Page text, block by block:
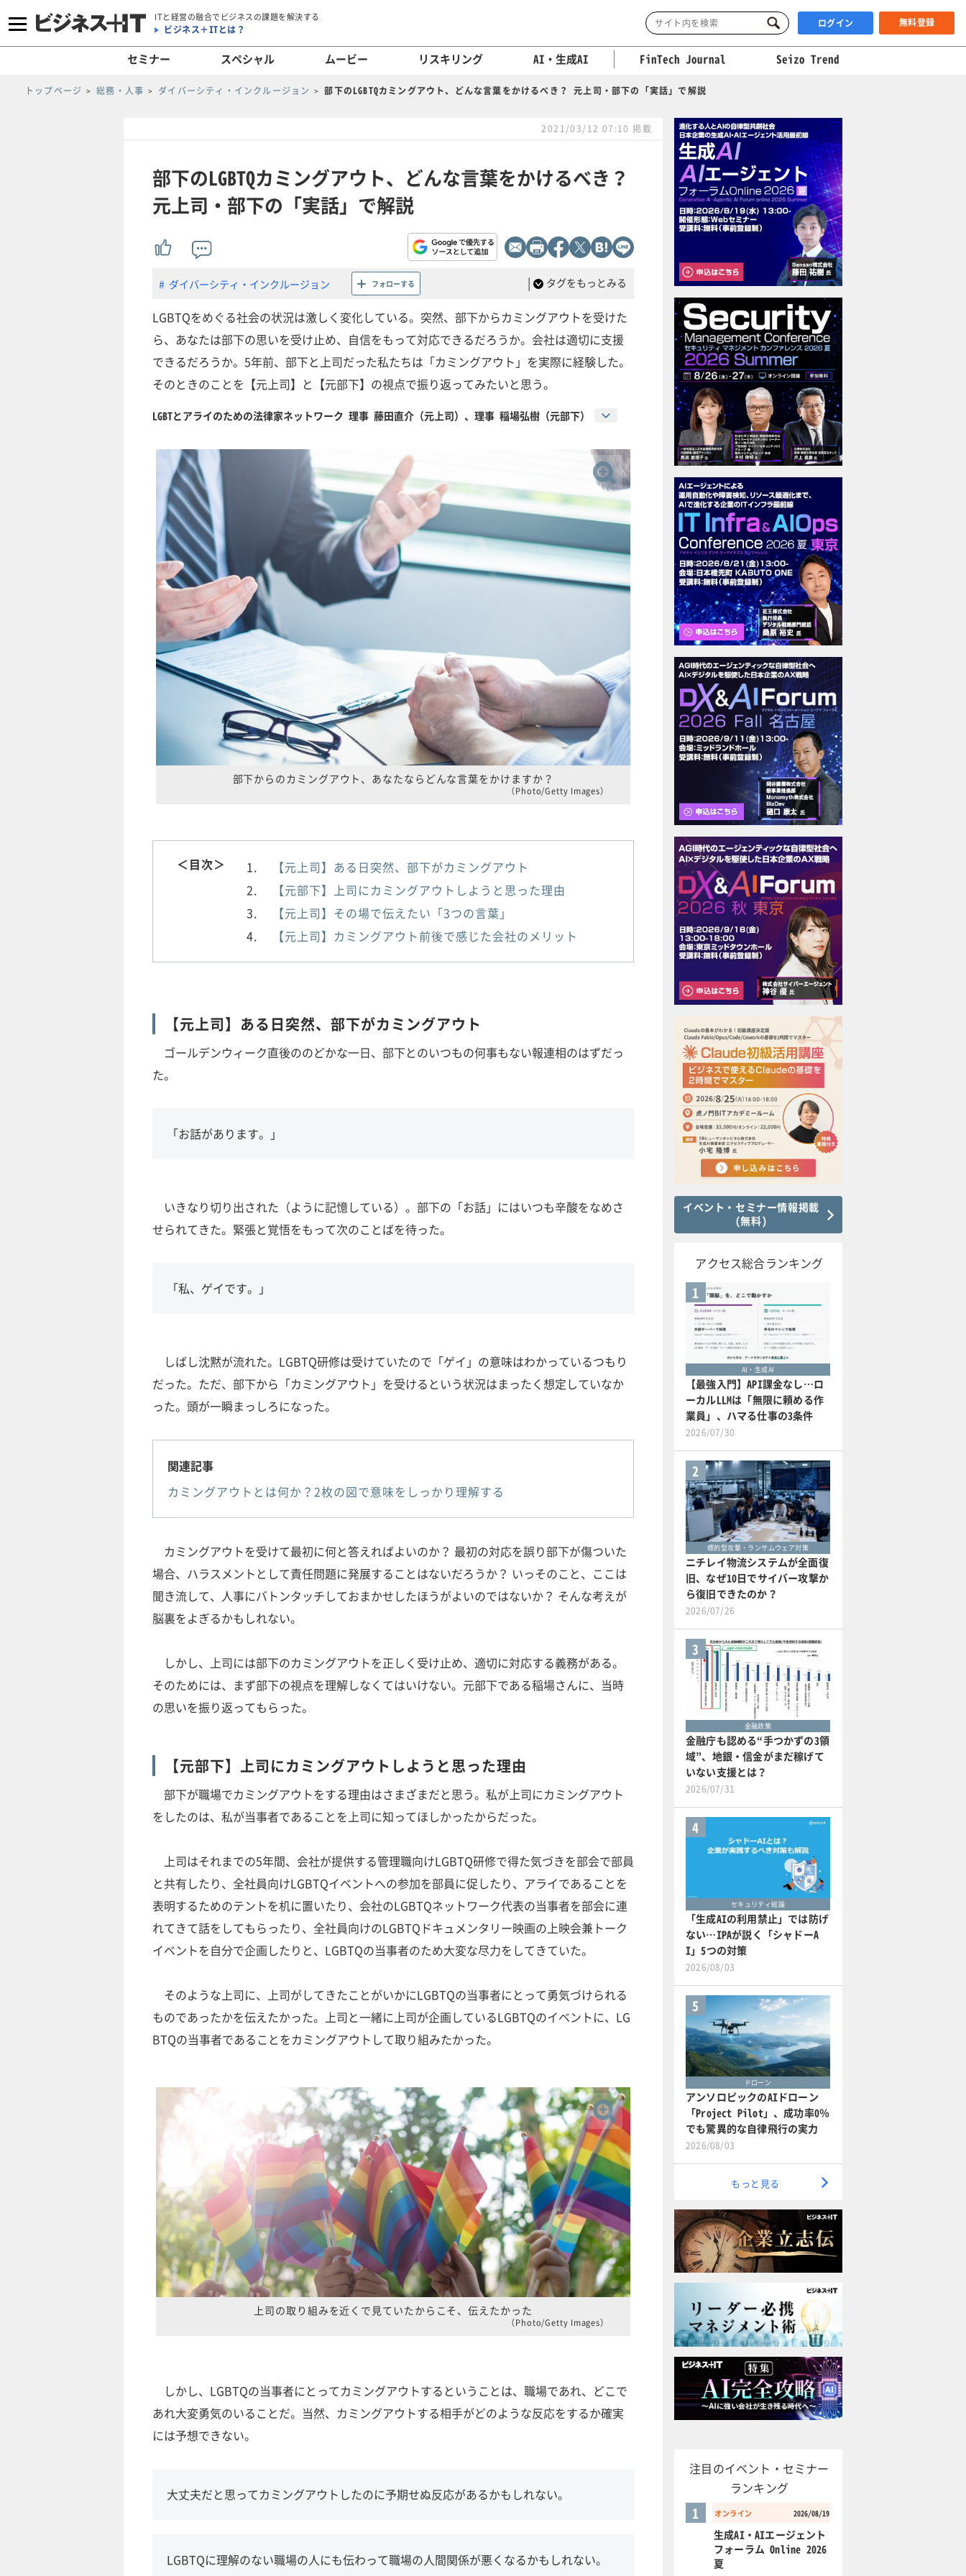
ITと経営の融合でビジネスの課題を解決する
ビジネス＋ITとは？ ログイン 無料登録
セミナー スペシャル ムービー リスキリング AI・生成AI FinTech Journal Seizo Trend
トップページ 総務・人事 ダイバーシティ・インクルージョン 部下のLGBTQカミングアウト、どんな言葉をかけるべき？ 元上司・部下の「実話」で解説
2021/03/12 07:10 掲載
部下のLGBTQカミングアウト、どんな言葉をかけるべき？
元上司・部下の「実話」で解説
ダイバーシティ・インクルージョン フォローする | タグをもっとみる
LGBTQをめぐる社会の状況は激しく変化している。突然、部下からカミングアウトを受けた
ら、あなたは部下の思いを受け止め、自信をもって対応できるだろうか。会社は適切に支援
できるだろうか。5年前、部下と上司だった私たちは「カミングアウト」を実際に経験した。
そのときのことを【元上司】と【元部下】の視点で振り返ってみたいと思う。
LGBTとアライのための法律家ネットワーク 理事 藤田直介（元上司）、理事 稲場弘樹（元部下）
部下からのカミングアウト、あなたならどんな言葉をかけますか？
（Photo/Getty Images）
＜目次＞
【元上司】ある日突然、部下がカミングアウト
【元部下】上司にカミングアウトしようと思った理由
【元上司】その場で伝えたい「3つの言葉」
【元上司】カミングアウト前後で感じた会社のメリット
【元上司】ある日突然、部下がカミングアウト
ゴールデンウィーク直後ののどかな一日、部下とのいつもの何事もない報連相のはずだっ
た。
「お話があります。」
いきなり切り出された（ように記憶している）。部下の「お話」にはいつも辛酸をなめさ
せられてきた。緊張と覚悟をもって次のことばを待った。
「私、ゲイです。」
しばし沈黙が流れた。LGBTQ研修は受けていたので「ゲイ」の意味はわかっているつもり
だった。ただ、部下から「カミングアウト」を受けるという状況はまったく想定していなか
った。頭が一瞬まっしろになった。
関連記事
カミングアウトとは何か？2枚の図で意味をしっかり理解する
カミングアウトを受けて最初に何と答えればよいのか？ 最初の対応を誤り部下が傷ついた
場合、ハラスメントとして責任問題に発展することはないだろうか？ いっそのこと、ここは
聞き流して、人事にバトンタッチしておまかせしたほうがよいのではないか？ そんな考えが
脳裏をよぎるかもしれない。
しかし、上司には部下のカミングアウトを正しく受け止め、適切に対応する義務がある。
そのためには、まず部下の視点を理解しなくてはいけない。元部下である稲場さんに、当時
の思いを振り返ってもらった。
【元部下】上司にカミングアウトしようと思った理由
部下が職場でカミングアウトをする理由はさまざまだと思う。私が上司にカミングアウト
をしたのは、私が当事者であることを上司に知ってほしかったからだった。
上司はそれまでの5年間、会社が提供する管理職向けLGBTQ研修で得た気づきを部会で部員
と共有したり、全社員向けLGBTQイベントへの参加を部員に促したり、アライであることを
表明するためのテントを机に置いたり、会社のLGBTQネットワーク代表の当事者を部会に連
れてきて話をしてもらったり、全社員向けのLGBTQドキュメンタリー映画の上映会兼トーク
イベントを自分で企画したりと、LGBTQの当事者のため大変な尽力をしてきていた。
そのような上司に、上司がしてきたことがいかにLGBTQの当事者にとって勇気づけられる
ものであったかを伝えたかった。上司と一緒に上司が企画しているLGBTQのイベントに、LG
BTQの当事者であることをカミングアウトして取り組みたかった。
上司の取り組みを近くで見ていたからこそ、伝えたかった
（Photo/Getty Images）
しかし、LGBTQの当事者にとってカミングアウトするということは、職場であれ、どこで
あれ大変勇気のいることだ。当然、カミングアウトする相手がどのような反応をするか確実
には予想できない。
大丈夫だと思ってカミングアウトしたのに予期せぬ反応があるかもしれない。
LGBTQに理解のない職場の人にも伝わって職場の人間関係が悪くなるかもしれない。
イベント・セミナー情報掲載
(無料)
アクセス総合ランキング
1
AI・生成AI
【最強入門】API課金なし…ロ
ーカルLLMは「無限に頼める作
業員」、ハマる仕事の3条件
2026/07/30
2
標的型攻撃・ランサムウェア対策
ニチレイ物流システムが全面復
旧、なぜ10日でサイバー攻撃か
ら復旧できたのか？
2026/07/26
3
金融政策
金融庁も認める“手つかずの3領
域”、地銀・信金がまだ稼げて
いない支援とは？
2026/07/31
4
セキュリティ総論
「生成AIの利用禁止」では防げ
ない…IPAが説く「シャドーA
I」5つの対策
2026/08/03
5
ドローン
アンソロピックのAIドローン
「Project Pilot」、成功率0％
でも驚異的な自律飛行の実力
2026/08/03
もっと見る
注目のイベント・セミナー
ランキング
オンライン 2026/08/19
1
生成AI・AIエージェント
フォーラム Online 2026
夏